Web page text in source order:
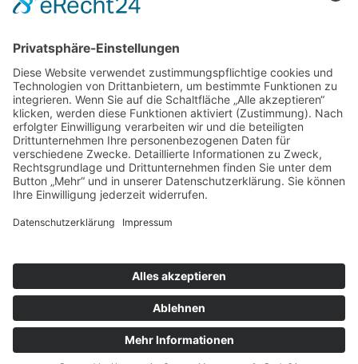
sorbischen Oberlausitz. Unsere modernen und
komfortablen Zimmer können Sie sowohl als
Doppelzimmer als auch als Einzelzimmer buchen.
Datenschutz
Impressum
© Landgasthof Meja Radibor / Radwor - Bautzen /
Webdesign CARA WEBB